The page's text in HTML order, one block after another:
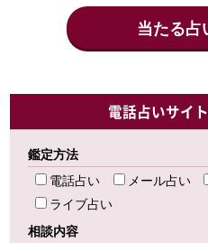
当たる占
電話占いサイ
鑑定方法
電話占い
メール占い
ライブ占い
相談内容